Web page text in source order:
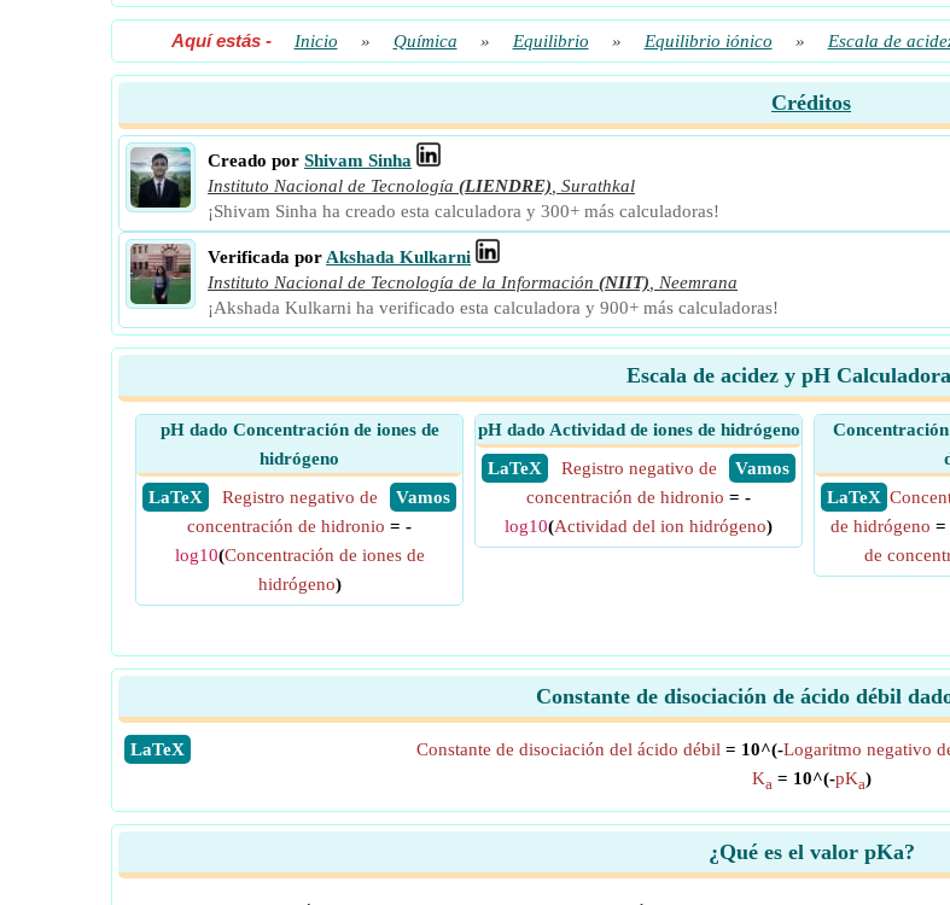
Aquí estás- Inicio » Química » Equilibrio » Equilibrio iónico » Escala de
Créditos
Creado por Shivam Sinha
Instituto Nacional de Tecnología (LIENDRE) Surathkal
¡Shivam Sinha ha creado esta calculadora y 300+ más calculadoras!
Verificada por Akshada Kulkarni
Instituto Nacional de Tecnología de la Información (NIIT)
Neemrana
¡Akshada Kulkarni ha verificado esta calculadora y 900+ más calculadoras!
Escala de acidez y pH
pH dado Concentración de iones de
hidrógeno
​ LaTeX
​ Vamos
Registro negativo de
concentración de hidronio = -
log10(Concentración de iones de
hidrógeno)
pH dado Actividad de iones de hidrógeno
​ LaTeX
​ Vamos
Registro negativo de
concentración de hidronio = -
log10(Actividad del ion hidrógeno)
​ LaTeX
de hidrógeno =
de
Constante de disociación de ácido débil
​LaTeX Constante de disociación del ácido débil = 10^(-Logaritmo negativo
Ka = 10^(-pKa)
¿Qué es el valor pKa?